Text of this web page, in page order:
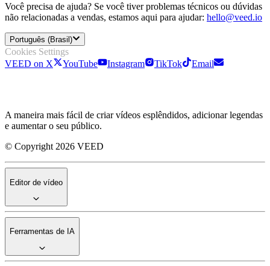
Você precisa de ajuda? Se você tiver problemas técnicos ou dúvidas
não relacionadas a vendas, estamos aqui para ajudar: hello@veed.io
Português (Brasil)
Cookies Settings
VEED on X
YouTube Instagram TikTok Email
A maneira mais fácil de criar vídeos esplêndidos, adicionar legendas
e aumentar o seu público.
© Copyright 2026 VEED
Editor de vídeo
Ferramentas de IA